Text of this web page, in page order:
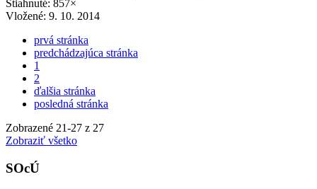
Stiahnuté: 857×
Vložené: 9. 10. 2014
prvá stránka
predchádzajúca stránka
1
2
ďalšia stránka
posledná stránka
Zobrazené 21-27 z 27
Zobraziť všetko
SOcÚ